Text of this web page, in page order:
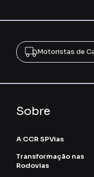
Motoristas de
Sobre
A CCR SPVias
Transformação nas
Rodovias